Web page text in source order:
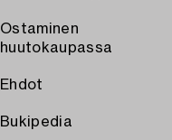
Ostaminen
huutokaupassa
Ehdot
Bukipedia